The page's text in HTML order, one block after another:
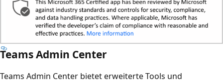
Teams Admin Center
Teams Admin Center bietet erweiterte Tools und